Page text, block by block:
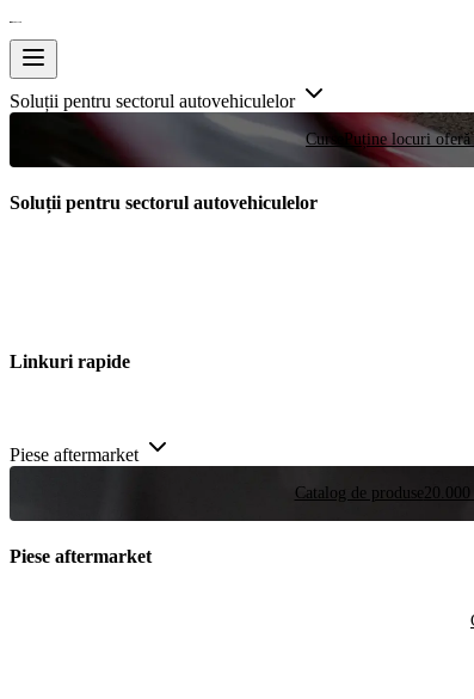
Soluții pentru sectorul autovehiculelor
Curse Puține locuri
Soluții pentru sectorul autovehiculelor
Linkuri rapide
Piese aftermarket
Catalog de produse
Piese aftermarket